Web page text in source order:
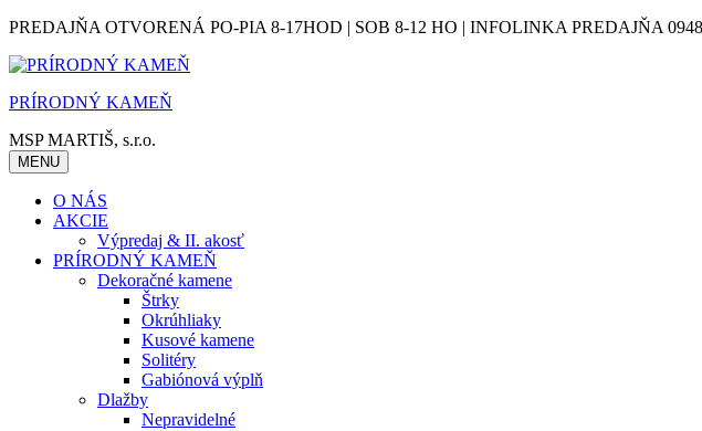
Skip
content
PREDAJŇA OTVORENÁ PO-PIA 8-17HOD | SOB 8-12 HO | INFOLINKA PREDAJŇA
PRÍRODNÝ KAMEŇ
MSP MARTIŠ, s.r.o.
MENU
O NÁS
AKCIE
Výpredaj & II. akosť
PRÍRODNÝ KAMEŇ
Dekoračné kamene
Štrky
Okrúhliaky
Kusové kamene
Solitéry
Gabiónová výplň
Dlažby
Nepravidelné